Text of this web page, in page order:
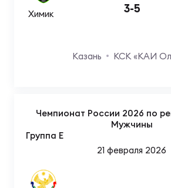
Химик 3-5
Казань
КСК «КАИ
Чемпионат России 2026 по
Мужчины
Группа E
21 февраля 2026